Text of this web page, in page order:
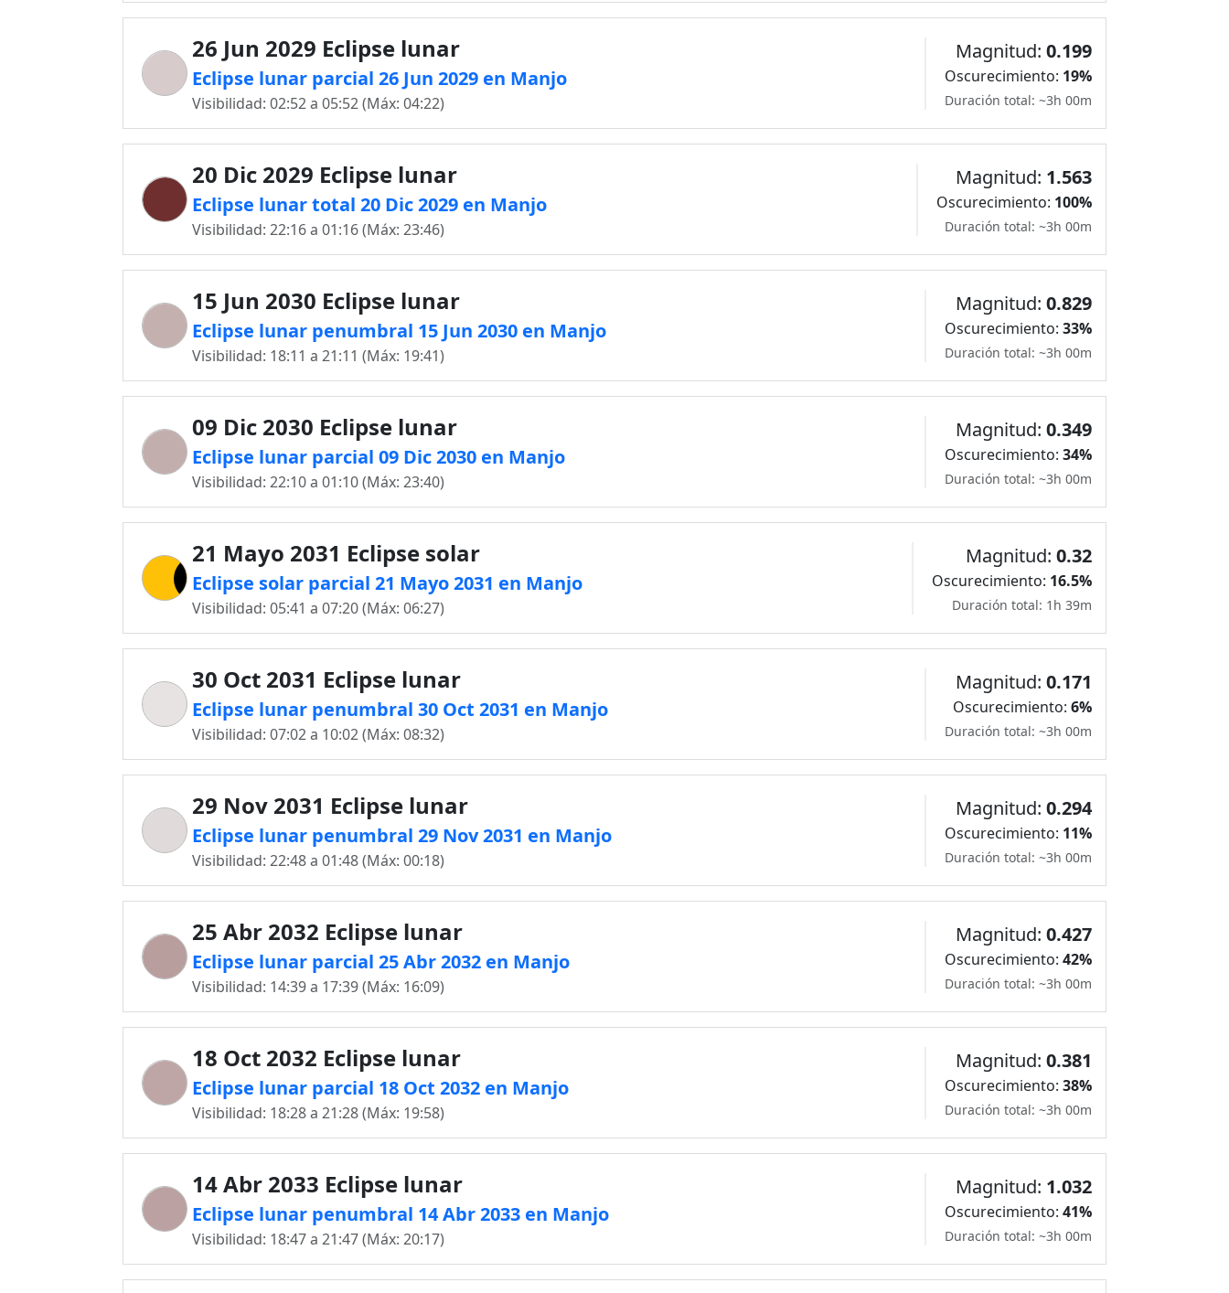
26 Jun 2029 Eclipse lunar
Eclipse lunar parcial 26 Jun 2029 en Manjo
Visibilidad: 02:52 a 05:52 (Máx: 04:22)
Magnitud: 0.199
Oscurecimiento: 19%
Duración total: ~3h 00m
20 Dic 2029 Eclipse lunar
Eclipse lunar total 20 Dic 2029 en Manjo
Visibilidad: 22:16 a 01:16 (Máx: 23:46)
Magnitud: 1.563
Oscurecimiento: 100%
Duración total: ~3h 00m
15 Jun 2030 Eclipse lunar
Eclipse lunar penumbral 15 Jun 2030 en Manjo
Visibilidad: 18:11 a 21:11 (Máx: 19:41)
Magnitud: 0.829
Oscurecimiento: 33%
Duración total: ~3h 00m
09 Dic 2030 Eclipse lunar
Eclipse lunar parcial 09 Dic 2030 en Manjo
Visibilidad: 22:10 a 01:10 (Máx: 23:40)
Magnitud: 0.349
Oscurecimiento: 34%
Duración total: ~3h 00m
21 Mayo 2031 Eclipse solar
Eclipse solar parcial 21 Mayo 2031 en Manjo
Visibilidad: 05:41 a 07:20 (Máx: 06:27)
Magnitud: 0.32
Oscurecimiento: 16.5%
Duración total: 1h 39m
30 Oct 2031 Eclipse lunar
Eclipse lunar penumbral 30 Oct 2031 en Manjo
Visibilidad: 07:02 a 10:02 (Máx: 08:32)
Magnitud: 0.171
Oscurecimiento: 6%
Duración total: ~3h 00m
29 Nov 2031 Eclipse lunar
Eclipse lunar penumbral 29 Nov 2031 en Manjo
Visibilidad: 22:48 a 01:48 (Máx: 00:18)
Magnitud: 0.294
Oscurecimiento: 11%
Duración total: ~3h 00m
25 Abr 2032 Eclipse lunar
Eclipse lunar parcial 25 Abr 2032 en Manjo
Visibilidad: 14:39 a 17:39 (Máx: 16:09)
Magnitud: 0.427
Oscurecimiento: 42%
Duración total: ~3h 00m
18 Oct 2032 Eclipse lunar
Eclipse lunar parcial 18 Oct 2032 en Manjo
Visibilidad: 18:28 a 21:28 (Máx: 19:58)
Magnitud: 0.381
Oscurecimiento: 38%
Duración total: ~3h 00m
14 Abr 2033 Eclipse lunar
Eclipse lunar penumbral 14 Abr 2033 en Manjo
Visibilidad: 18:47 a 21:47 (Máx: 20:17)
Magnitud: 1.032
Oscurecimiento: 41%
Duración total: ~3h 00m